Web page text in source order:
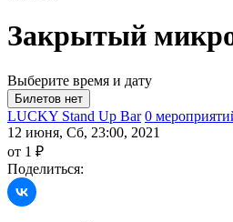
Закрытый
Выберите время и дату
LUCKY Stand Up Bar 0
12 июня, Сб, 23:00, 2021
от 1 ₽
Поделиться: